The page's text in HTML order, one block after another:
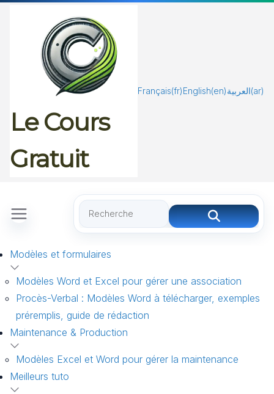
Le Cours
Gratuit
Français(fr) English(en)العربية(ar)
Modèles et formulaires
Modèles Word et Excel pour gérer une association
Procès-Verbal : Modèles Word à télécharger, exemples
préremplis, guide de rédaction
Maintenance & Production
Modèles Excel et Word pour gérer la maintenance
Meilleurs tuto